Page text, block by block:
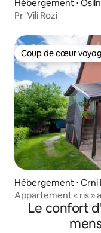
Hébergement ⋅
Pr 'Vili Rozi
Coup de cœur
Coup de cœur
Hébergement ⋅ Crni
Appartement « ris »
Le confort